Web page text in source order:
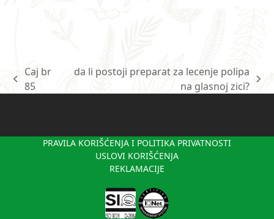
previous
Caj br
85
da li postoji preparat za lecenje polipa
na glasnoj zici?
PRAVILA KORIŠĆENJA I POLITIKA PRIVATNOSTI
USLOVI KORIŠĆENJA
REKLAMACIJE